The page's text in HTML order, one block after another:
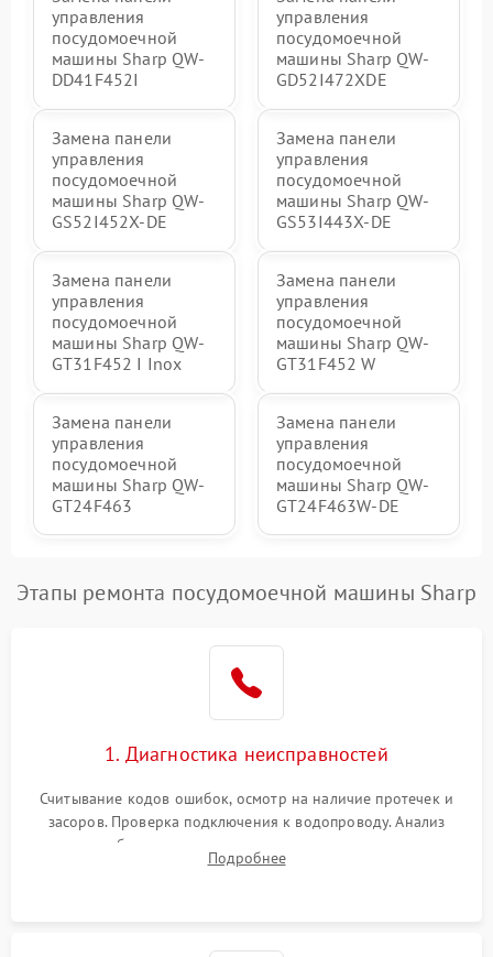
управления
посудомоечной
машины Sharp QW-
DD41F452I
управления
посудомоечной
машины Sharp QW-
GD52I472XDE
Замена панели
управления
посудомоечной
машины Sharp QW-
GS52I452X-DE
Замена панели
управления
посудомоечной
машины Sharp QW-
GS53I443X-DE
Замена панели
управления
посудомоечной
машины Sharp QW-
GT31F452 I Inox
Замена панели
управления
посудомоечной
машины Sharp QW-
GT31F452 W
Замена панели
управления
посудомоечной
машины Sharp QW-
GT24F463
Замена панели
управления
посудомоечной
машины Sharp QW-
GT24F463W-DE
Этапы ремонта посудомоечной машины Sharp
1. Диагностика неисправностей
Считывание кодов ошибок, осмотр на наличие протечек и
засоров. Проверка подключения к водопроводу. Анализ
жалоб на отсутствие слива, нагрева, вращения
разбрызгивателей или срабатывание системы защиты
Подробнее